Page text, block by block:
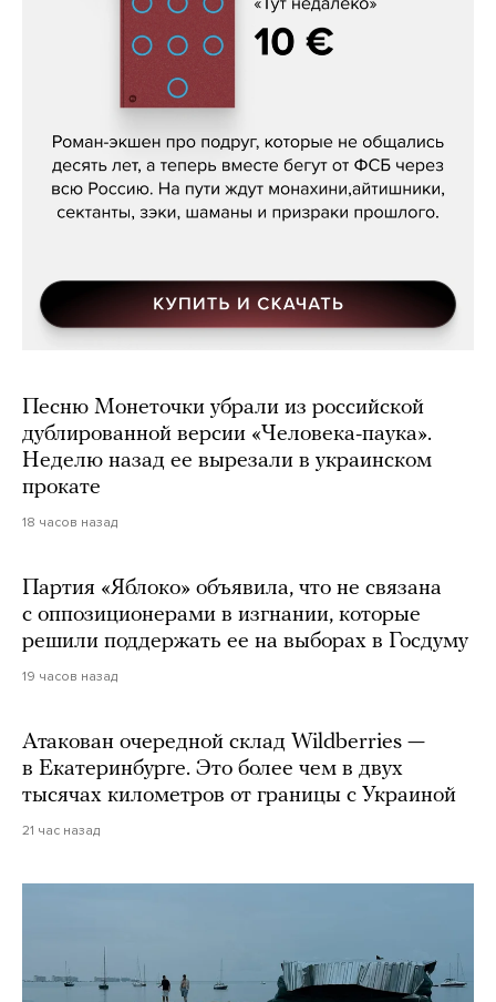
Кира Ярмыш, «Тут недалеко»
Песню Монеточки убрали из российской
дублированной версии «Человека-паука».
Неделю назад ее вырезали в украинском
прокате
18 часов назад
Партия «Яблоко» объявила, что не связана
с оппозиционерами в изгнании, которые
решили поддержать ее на выборах в Госдуму
19 часов назад
Атакован очередной склад Wildberries —
в Екатеринбурге. Это более чем в двух
тысячах километров от границы с Украиной
21 час назад